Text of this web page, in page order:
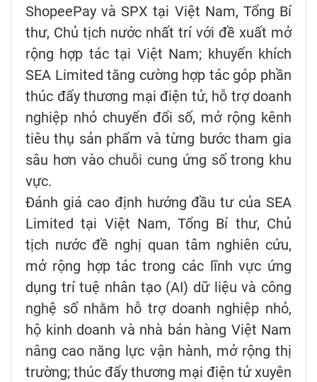
ShopeePay và SPX tại Việt Nam, Tổng Bí
thư, Chủ tịch nước nhất trí với đề xuất mở
rộng hợp tác tại Việt Nam; khuyến khích
SEA Limited tăng cường hợp tác góp phần
thúc đẩy thương mại điện tử, hỗ trợ doanh
nghiệp nhỏ chuyển đổi số, mở rộng kênh
tiêu thụ sản phẩm và từng bước tham gia
sâu hơn vào chuỗi cung ứng số trong khu
vực.
Đánh giá cao định hướng đầu tư của SEA
Limited tại Việt Nam, Tổng Bí thư, Chủ
tịch nước đề nghị quan tâm nghiên cứu,
mở rộng hợp tác trong các lĩnh vực ứng
dụng trí tuệ nhân tạo (AI) dữ liệu và công
nghệ số nhằm hỗ trợ doanh nghiệp nhỏ,
hộ kinh doanh và nhà bán hàng Việt Nam
nâng cao năng lực vận hành, mở rộng thị
trường; thúc đẩy thương mại điện tử xuyên